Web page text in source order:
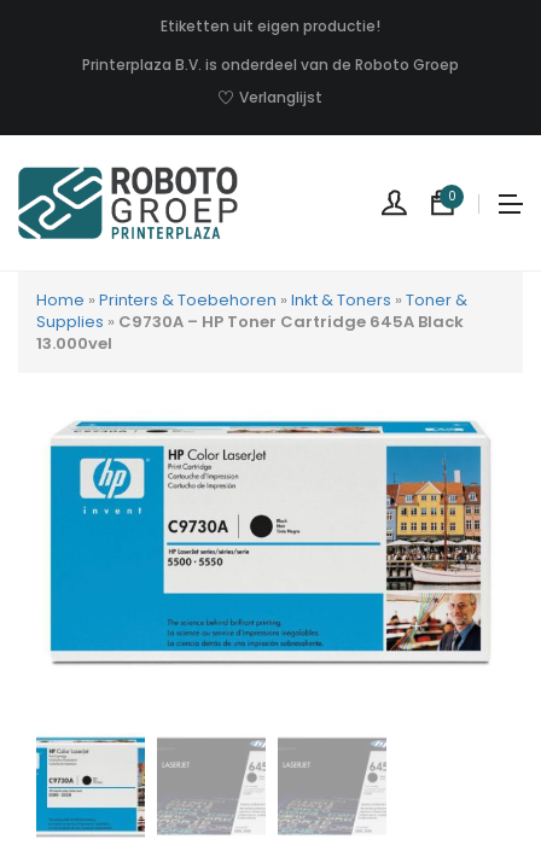
Etiketten uit eigen productie!
Printerplaza B.V. is onderdeel van de Roboto Groep
Verlanglijst
0
in
uw
Home » Printers & Toebehoren » Inkt & Toners » Toner &
Supplies » C9730A – HP Toner Cartridge 645A Black
13.000vel